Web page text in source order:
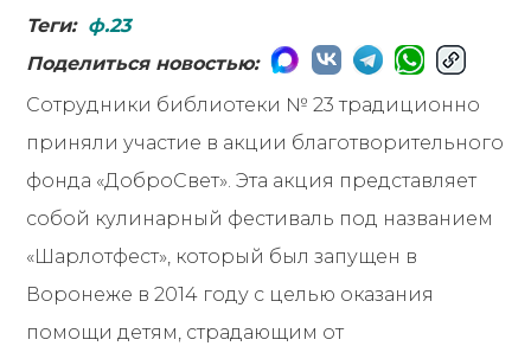
Теги: ф.23
Поделиться новостью:
Сотрудники библиотеки № 23 традиционно
приняли участие в акции благотворительного
фонда «ДоброСвет». Эта акция представляет
собой кулинарный фестиваль под названием
«Шарлотфест», который был запущен в
Воронеже в 2014 году с целью оказания
помощи детям, страдающим от